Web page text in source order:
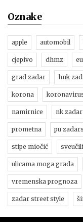
Oznake
apple automobil
cjepivo dhmz eu
grad zadar hnk
korona
namirnice nk zadar
prometna pu
stipe miočić
ulicama moga grada
vremenska prognoza
zadar street style